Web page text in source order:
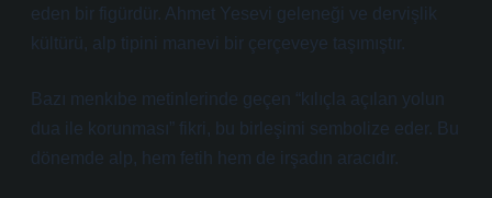
eden bir figürdür. Ahmet Yesevi geleneği ve dervişlik
kültürü, alp tipini manevi bir çerçeveye taşımıştır.
Bazı menkıbe metinlerinde geçen “kılıçla açılan yolun
dua ile korunması” fikri, bu birleşimi sembolize eder. Bu
dönemde alp, hem fetih hem de irşadın aracıdır.